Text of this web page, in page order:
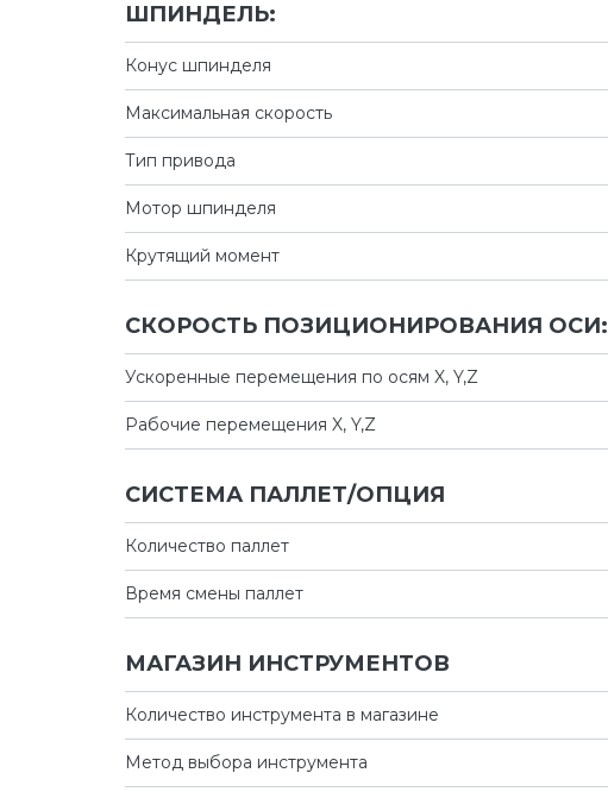
ШПИНДЕЛЬ:
Конус шпинделя
Максимальная скорость
Тип привода
Мотор шпинделя
Крутящий момент
СКОРОСТЬ ПОЗИЦИОНИРОВАНИЯ ОСИ:
Ускоренные перемещения по осям X, Y,Z
Рабочие перемещения X, Y,Z
СИСТЕМА ПАЛЛЕТ/ОПЦИЯ
Количество паллет
Время смены паллет
МАГАЗИН ИНСТРУМЕНТОВ
Количество инструмента в магазине
Метод выбора инструмента